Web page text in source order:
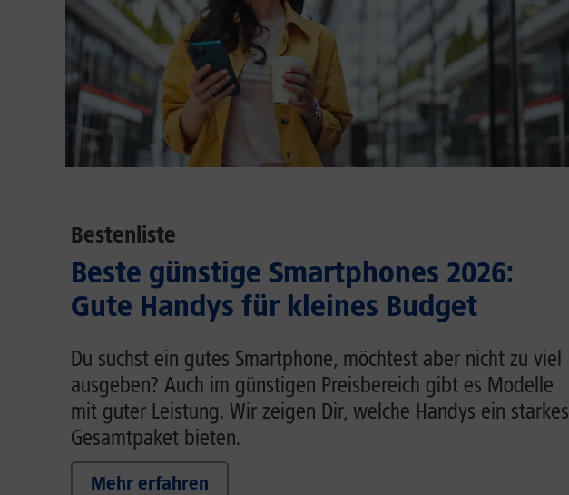
Bestenliste
Beste günstige Smartphones 2026:
Gute Handys für kleines Budget
Du suchst ein gutes Smartphone, möchtest aber nicht zu viel
ausgeben? Auch im günstigen Preisbereich gibt es Modelle
mit guter Leistung. Wir zeigen Dir, welche Handys ein starkes
Gesamtpaket bieten.
Mehr erfahren